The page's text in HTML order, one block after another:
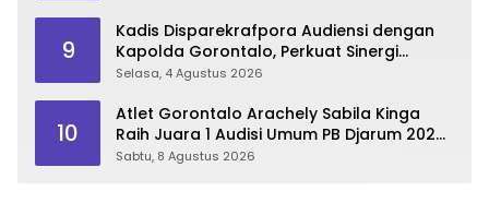
9
Kadis Disparekrafpora Audiensi dengan
Kapolda Gorontalo, Perkuat Sinergi
Sukseskan Gorontalo Karnaval Karawo
Selasa, 4 Agustus 2026
10
Atlet Gorontalo Arachely Sabila Kinga
Raih Juara 1 Audisi Umum PB Djarum 2026
di Makassar
Sabtu, 8 Agustus 2026